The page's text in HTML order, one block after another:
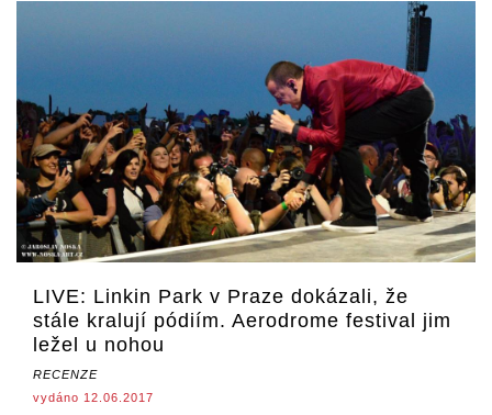
LIVE: Linkin Park v Praze dokázali, že
stále kralují pódiím. Aerodrome festival jim
ležel u nohou
RECENZE
vydáno 12.06.2017